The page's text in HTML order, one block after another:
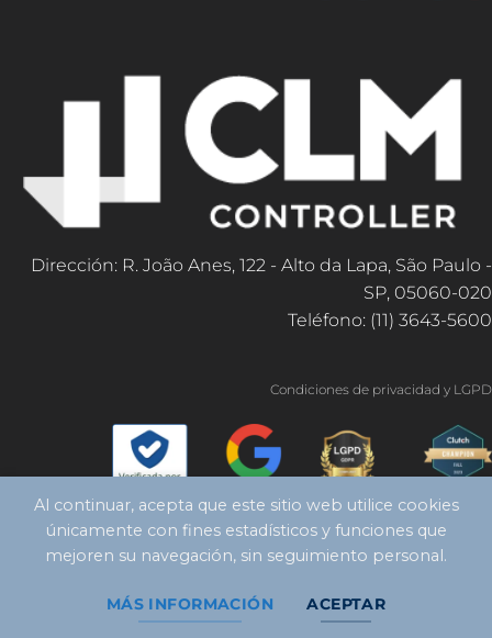
Dirección: R. João Anes, 122 - Alto da Lapa, São Paulo -
SP, 05060-020
Teléfono: (11) 3643-5600
Condiciones de privacidad y LGPD
Copyright 2026 ©Controlador CLM
Al continuar, acepta que este sitio web utilice cookies
únicamente con fines estadísticos y funciones que
mejoren su navegación, sin seguimiento personal.
MÁS INFORMACIÓN ACEPTAR